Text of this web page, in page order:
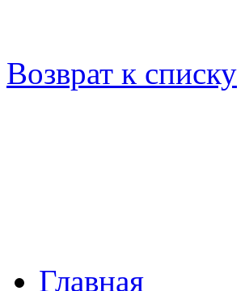
Возврат к списку
Главная